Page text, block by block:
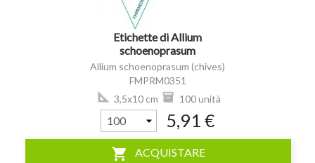
Etichette di Allium
schoenoprasum
(chives) *
Allium schoenoprasum (chives)
FMPRM0351
3,5x10 cm
100 unità
5,91 €
shopping_cart ACQUISTARE